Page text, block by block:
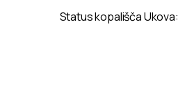
Status kopališča Ukova: